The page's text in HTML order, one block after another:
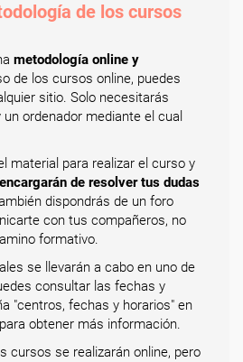
de los cursos
metodología online y
de los cursos online, puedes
sitio. Solo necesitarás
ordenador mediante el cual
material para realizar el curso y
de resolver tus dudas
dispondrás de un foro
con tus compañeros, no
formativo.
se llevarán a cabo en uno de
consultar las fechas y
"centros, fechas y horarios" en
obtener más información.
cursos se realizarán online, pero